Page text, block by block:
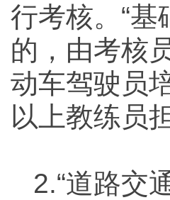
行考核。“基
的，由考核
动车驾驶员
以上教练员
2.“道路交